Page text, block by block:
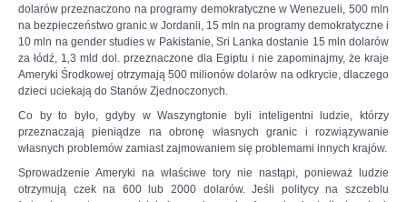
dolarów przeznaczono na programy demokratyczne w Wenezueli, 500 mln
na bezpieczeństwo granic w Jordanii, 15 mln na programy demokratyczne i
10 mln na gender studies w Pakistanie, Sri Lanka dostanie 15 mln dolarów
za łódź, 1,3 mld dol. przeznaczone dla Egiptu i nie zapominajmy, że kraje
Ameryki Środkowej otrzymają 500 milionów dolarów na odkrycie, dlaczego
dzieci uciekają do Stanów Zjednoczonych.
Co by to było, gdyby w Waszyngtonie byli inteligentni ludzie, którzy
przeznaczają pieniądze na obronę własnych granic i rozwiązywanie
własnych problemów zamiast zajmowaniem się problemami innych krajów.
Sprowadzenie Ameryki na właściwe tory nie nastąpi, ponieważ ludzie
otrzymują czek na 600 lub 2000 dolarów. Jeśli politycy na szczeblu